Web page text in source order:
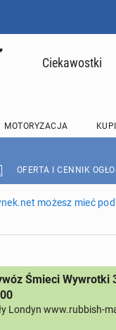
Ciekawostki
MOTORYZACJA
OFERTA I CENNIK
możesz mieć
Śmieci Wywrotki
Londyn www.rubbish-